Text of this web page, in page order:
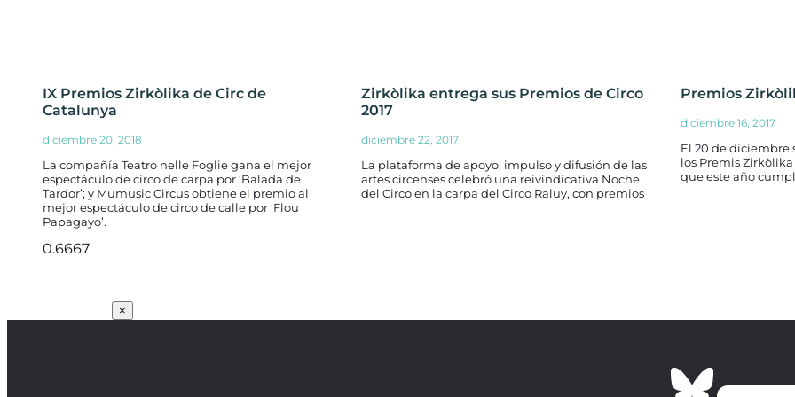
IX Premios Zirkòlika de Circ de
Catalunya
diciembre 20, 2018
La compañía Teatro nelle Foglie gana el mejor
espectáculo de circo de carpa por ‘Balada de
Tardor’; y Mumusic Circus obtiene el premio al
mejor espectáculo de circo de calle por ‘Flou
Papagayo’.
Zirkòlika entrega sus Premios de Circo
2017
diciembre 22, 2017
La plataforma de apoyo, impulso y difusión de las
artes circenses celebró una reivindicativa Noche
del Circo en la carpa del Circo Raluy, con premios
Premios
diciembre 16, 2017
El 20 de diciembre
los Premis
que este año
×